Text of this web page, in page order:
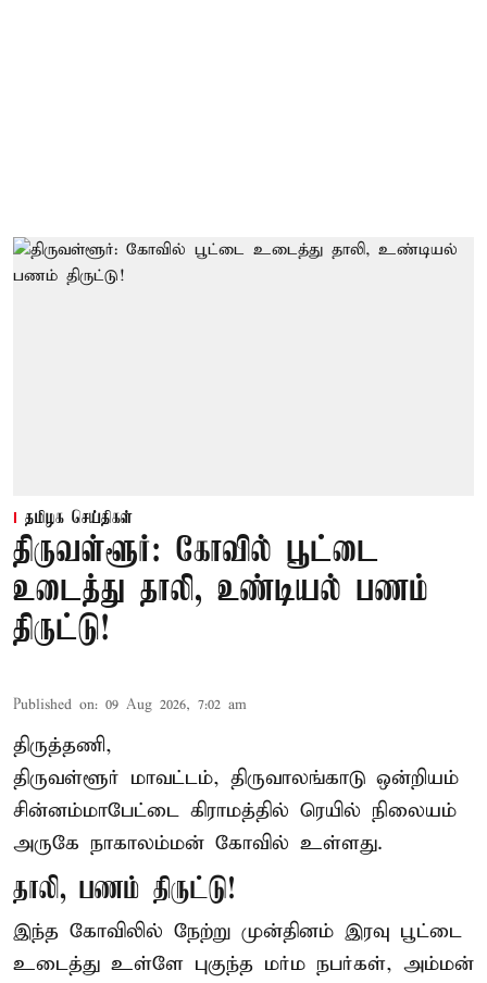
தமிழக செய்திகள்
திருவள்ளூர்: கோவில் பூட்டை
உடைத்து தாலி, உண்டியல் பணம்
திருட்டு!
Published on: 09 Aug 2026, 7:02 am
திருத்தணி,
திருவள்ளூர் மாவட்டம், திருவாலங்காடு ஒன்றியம்
சின்னம்மாபேட்டை கிராமத்தில் ரெயில் நிலையம்
அருகே நாகாலம்மன் கோவில் உள்ளது.
தாலி, பணம் திருட்டு!
இந்த கோவிலில் நேற்று முன்தினம் இரவு பூட்டை
உடைத்து உள்ளே புகுந்த மர்ம நபர்கள், அம்மன்